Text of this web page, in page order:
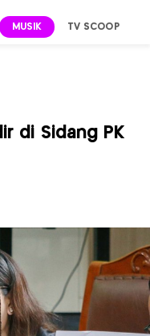
MUSIK TV SCOOP
di Sidang PK